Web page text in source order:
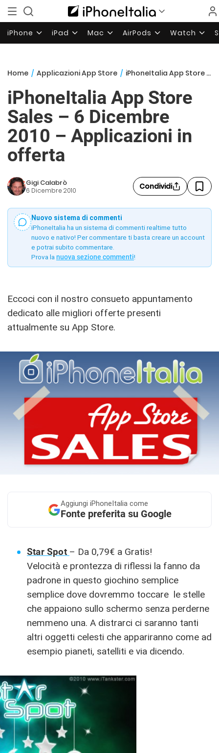
iPhone iPad Mac AirPods Watch
Home / Applicazioni App Store / iPhoneItalia App Store Sales – 6 Dicembre 2010 – Applicazioni in offerta
iPhoneItalia App Store
Sales – 6 Dicembre
2010 – Applicazioni in
offerta
Gigi Calabrò
6 Dicembre 2010 Condividi
Nuovo sistema di commenti
iPhoneItalia ha un sistema di commenti realtime tutto
nuovo e nativo! Per commentare ti basta creare un account
e potrai subito commentare.
Prova la nuova sezione commenti!
Eccoci con il nostro consueto appuntamento
dedicato alle migliori offerte presenti
attualmente su App Store.
Aggiungi iPhoneItalia come
Fonte preferita su Google
Star Spot – Da 0,79€ a Gratis!
Velocità e prontezza di riflessi la fanno da
padrone in questo giochino semplice
semplice dove dovremmo toccare le stelle
che appaiono sullo schermo senza perderne
nemmeno una. A distrarci ci saranno tanti
altri oggetti celesti che appariranno come ad
esempio pianeti, satelliti e via dicendo.